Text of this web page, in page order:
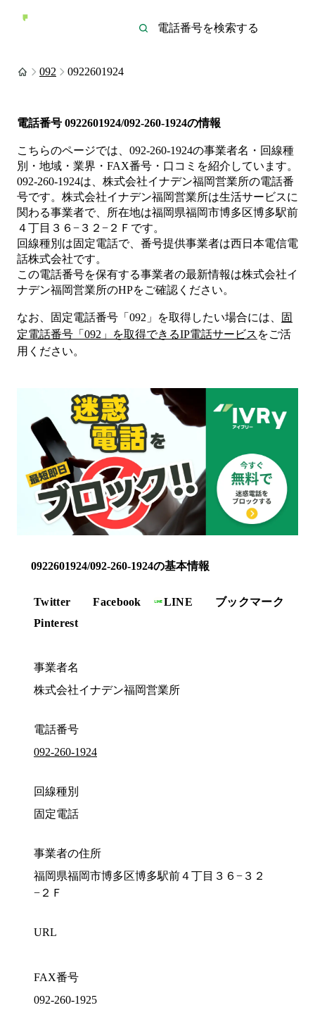
092 0922601924
電話番号 0922601924/092-260-1924の情報
こちらのページでは、 092-260-1924の事業者名・回線種
別・地域・業界・FAX番号・口コミを紹介しています。
092-260-1924は、 株式会社イナデン福岡営業所の電話番
号です。 株式会社イナデン福岡営業所は生活サービスに
関わる事業者で、所在地は福岡県福岡市博多区博多駅前
４丁目３６−３２−２Ｆ です。
回線種別は固定電話で、番号提供事業者は西日本電信電
話株式会社です。
この電話番号を保有する事業者の最新情報は株式会社イ
ナデン福岡営業所のHPをご確認ください。
なお、固定電話番号「 092 」を取得したい場合には、
固
定電話番号「 092 」を取得できるIP電話サービス をご活
用ください。
0922601924/092-260-1924の基本情報
Twitter Facebook LINE
ブックマーク
Pinterest
事業者名
株式会社イナデン福岡営業所
電話番号
092-260-1924
回線種別
固定電話
事業者の住所
福岡県福岡市博多区博多駅前４丁目３６−３２
−２Ｆ
URL
FAX番号
092-260-1925